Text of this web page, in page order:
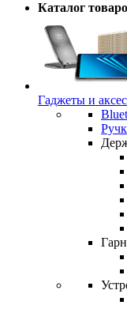
Каталог
Гаджеты и